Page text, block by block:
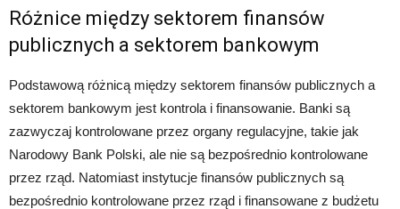
Różnice między sektorem finansów
publicznych a sektorem bankowym
Podstawową różnicą między sektorem finansów publicznych a
sektorem bankowym jest kontrola i finansowanie. Banki są
zazwyczaj kontrolowane przez organy regulacyjne, takie jak
Narodowy Bank Polski, ale nie są bezpośrednio kontrolowane
przez rząd. Natomiast instytucje finansów publicznych są
bezpośrednio kontrolowane przez rząd i finansowane z budżetu